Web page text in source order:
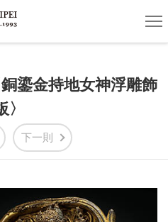
單
鎏金持地女神浮雕飾
〉
下一則